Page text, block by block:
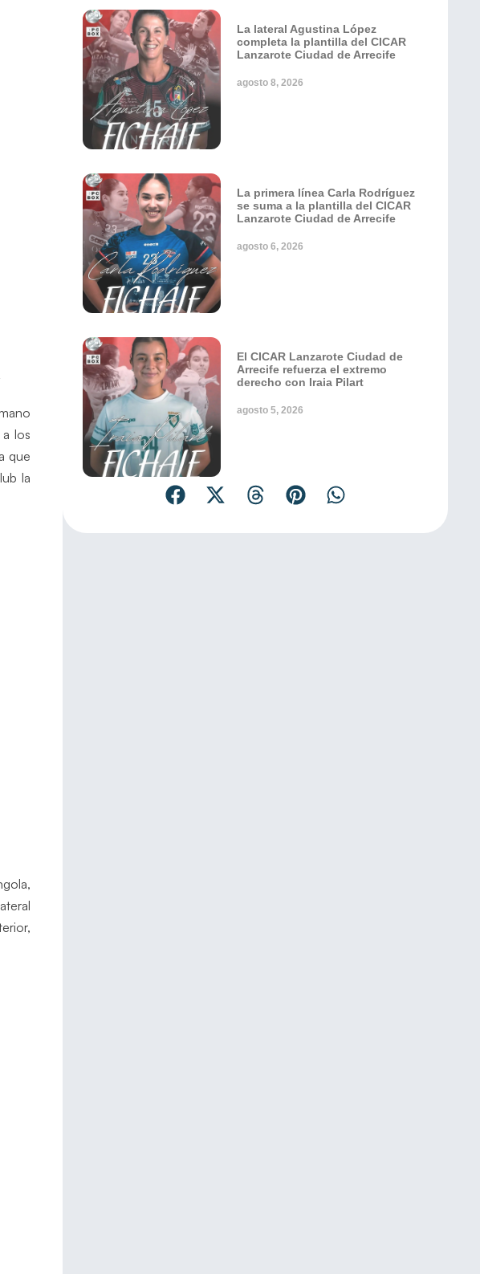
los
que
la
La lateral Agustina López
completa la plantilla del CICAR
Lanzarote Ciudad de Arrecife
agosto 8, 2026
La primera línea Carla Rodríguez
se suma a la plantilla del CICAR
Lanzarote Ciudad de Arrecife
agosto 6, 2026
El CICAR Lanzarote Ciudad de
Arrecife refuerza el extremo
derecho con Iraia Pilart
agosto 5, 2026